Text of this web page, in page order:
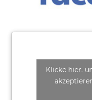
Klicke hier,